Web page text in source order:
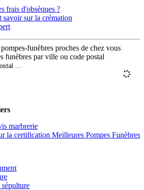
frais d'obsèques ?
sur la crémation
funèbres proches de chez vous
funèbres par ville ou code postal
marbrerie
la certification Meilleures Pompes Funèbres